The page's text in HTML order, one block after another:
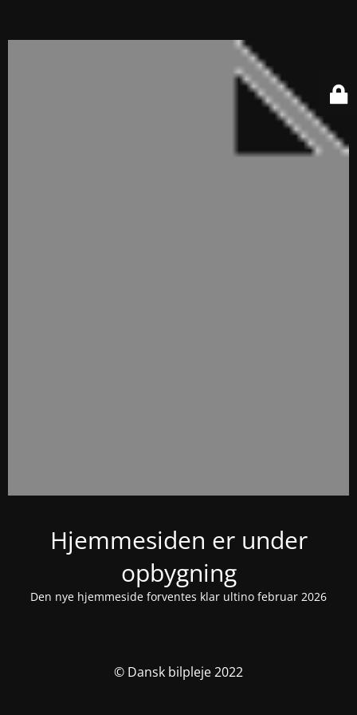
Hjemmesiden er under
opbygning
Den nye hjemmeside forventes klar ultino februar 2026
© Dansk bilpleje 2022